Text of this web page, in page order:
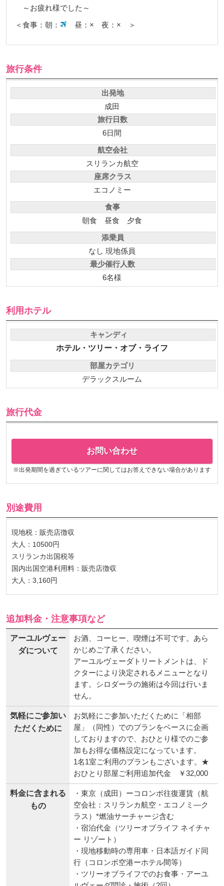
東京・成田着 08:10
旅行条件
出発地
成田
旅行日数
6日間
航空会社
スリランカ航空
座席クラス
エコノミー
食事
朝食昼食夕食
添乗員
なし 現地係員
最少催行人数
6名様
利用ホテル
キャンディ
部屋カテゴリ
デラックスルーム
旅行代金
別途費用
現地税：販売店徴収
大人：10500円
スリランカ出国税等
国内出国空港利用料：販売店徴収
追加料金・注意事項など
アーユルヴェー
お酒、コーヒー、喫煙は不可です。あら
かじめご了承ください。
アーユルヴェーダトリートメントは、ド
クターにより決定されるメニューとなり
ます。シロダーラの施術は今回は行いま
せん。
気軽にご参加い
お気軽にご参加いただくために「相部
屋」（同性）でのプランをベースに企画
しておりますので、おひとり様でのご参
加もお得な価格設定になっています。
1名1室ご利用のプランもございます。★
おひとり部屋ご利用追加代金 ￥32,000
料金に含まれる
・東京（成田）ーコロンボ往復運賃（航
空会社：スリランカ航空・エコノミ―ク
ラス）*燃油サーチャージ含む
・宿泊代金（ツリーオブライフ ネイチャ
ー リゾート）
・現地移動時の専用車・日本語ガイド同
行（コロンボ空港ーホテル間等）
・ツリーオブライフでのお食事・アーユ